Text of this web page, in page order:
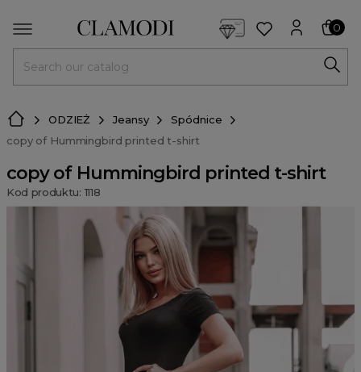
0
ODZIEŻ Jeansy
Spódnice
copy of Hummingbird printed t-shirt
copy of Hummingbird printed t-shirt
Kod produktu: 1118